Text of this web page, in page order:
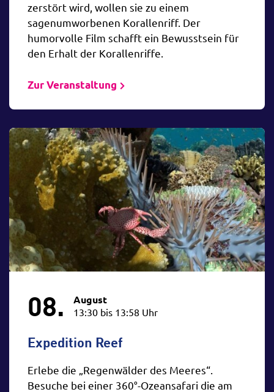
zerstört wird, wollen sie zu einem
sagenumworbenen Korallenriff. Der
humorvolle Film schafft ein Bewusstsein für
den Erhalt der Korallenriffe.
Zur Veranstaltung
08. August
13:30 bis 13:58 Uhr
Expedition Reef
Erlebe die „Regenwälder des Meeres“.
Besuche bei einer 360°-Ozeansafari die am